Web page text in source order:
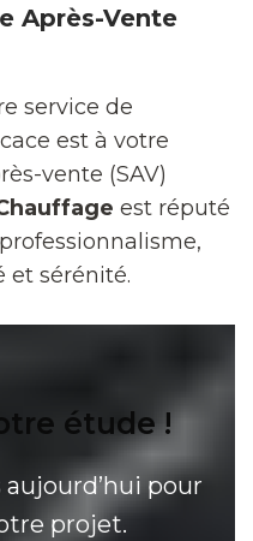
Après-Vente
service de
est à votre
vente (SAV)
est réputé
et sérénité.
étude !
pour
projet.